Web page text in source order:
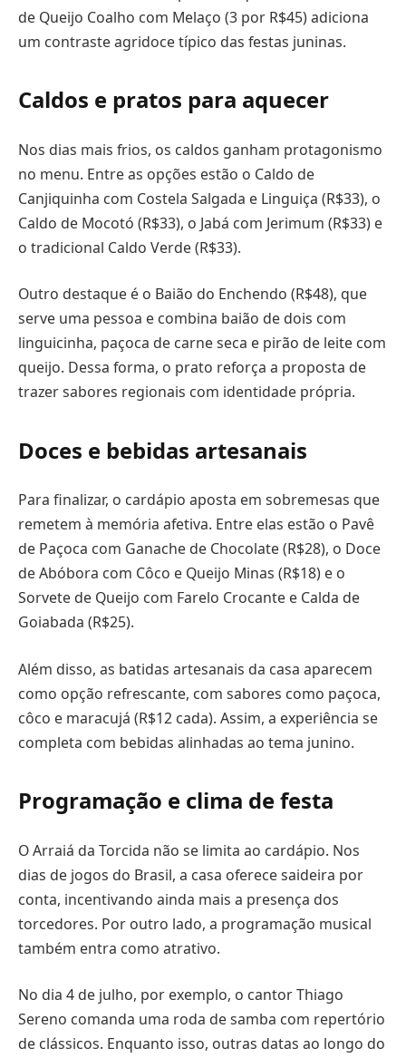
de Queijo Coalho com Melaço (3 por R$45) adiciona
um contraste agridoce típico das festas juninas.
Caldos e pratos para aquecer
Nos dias mais frios, os caldos ganham protagonismo
no menu. Entre as opções estão o Caldo de
Canjiquinha com Costela Salgada e Linguiça (R$33), o
Caldo de Mocotó (R$33), o Jabá com Jerimum (R$33) e
o tradicional Caldo Verde (R$33).
Outro destaque é o Baião do Enchendo (R$48), que
serve uma pessoa e combina baião de dois com
linguicinha, paçoca de carne seca e pirão de leite com
queijo. Dessa forma, o prato reforça a proposta de
trazer sabores regionais com identidade própria.
Doces e bebidas artesanais
Para finalizar, o cardápio aposta em sobremesas que
remetem à memória afetiva. Entre elas estão o Pavê
de Paçoca com Ganache de Chocolate (R$28), o Doce
de Abóbora com Côco e Queijo Minas (R$18) e o
Sorvete de Queijo com Farelo Crocante e Calda de
Goiabada (R$25).
Além disso, as batidas artesanais da casa aparecem
como opção refrescante, com sabores como paçoca,
côco e maracujá (R$12 cada). Assim, a experiência se
completa com bebidas alinhadas ao tema junino.
Programação e clima de festa
O Arraiá da Torcida não se limita ao cardápio. Nos
dias de jogos do Brasil, a casa oferece saideira por
conta, incentivando ainda mais a presença dos
torcedores. Por outro lado, a programação musical
também entra como atrativo.
No dia 4 de julho, por exemplo, o cantor Thiago
Sereno comanda uma roda de samba com repertório
de clássicos. Enquanto isso, outras datas ao longo do